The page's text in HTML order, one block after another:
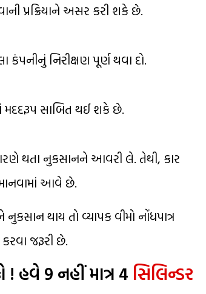
પ્રક્રિયાને અસર કરી શકે છે.
નિરીક્ષણ પૂર્ણ થવા દો.
મદદરૂપ સાબિત થઈ શકે છે.
થતા નુકસાનને આવરી લે. તેથી, કાર
આવે છે.
થાય તો વ્યાપક વીમો નોંધપાત્ર
જરૂરી છે.
હવે 9 નહીં માત્ર 4 સિલિન્ડર